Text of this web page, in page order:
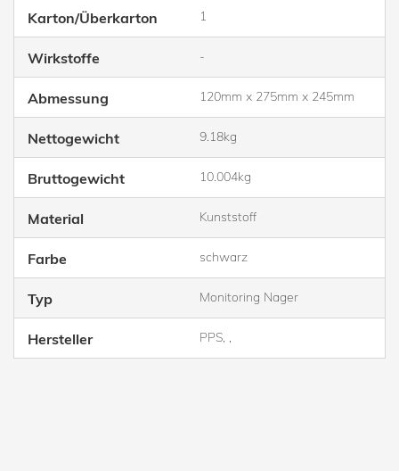
Karton/Überkarton 1
Wirkstoffe -
Abmessung 120mm x 275mm x 245mm
Nettogewicht 9.18kg
Bruttogewicht 10.004kg
Material Kunststoff
Farbe schwarz
Typ Monitoring Nager
Hersteller PPS, ,